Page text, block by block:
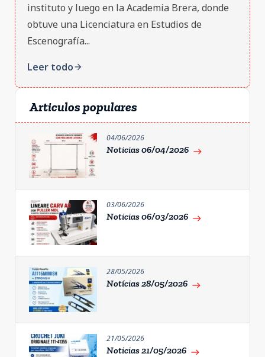
instituto y luego en la Academia Brera, donde
obtuve una Licenciatura en Estudios de
Escenografía...
Leer todoarrow_forward
Articulos populares
04/06/2026
Noticias 06/04/2026 east
03/06/2026
Noticias 06/03/2026 east
28/05/2026
Notícias 28/05/2026 east
21/05/2026
Noticias 21/05/2026 east